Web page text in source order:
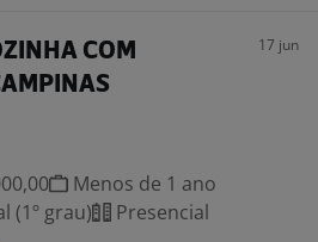
COM
17 jun
Menos de 1 ano
(1º grau)
Presencial